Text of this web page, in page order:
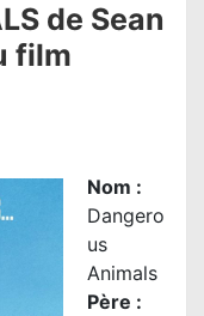
de Sean
film
Nom :
Dangero
us
Animals
Père :